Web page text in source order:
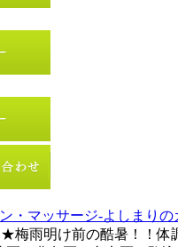
・マッサージ-よしまりの
梅雨明け前の酷暑！！体